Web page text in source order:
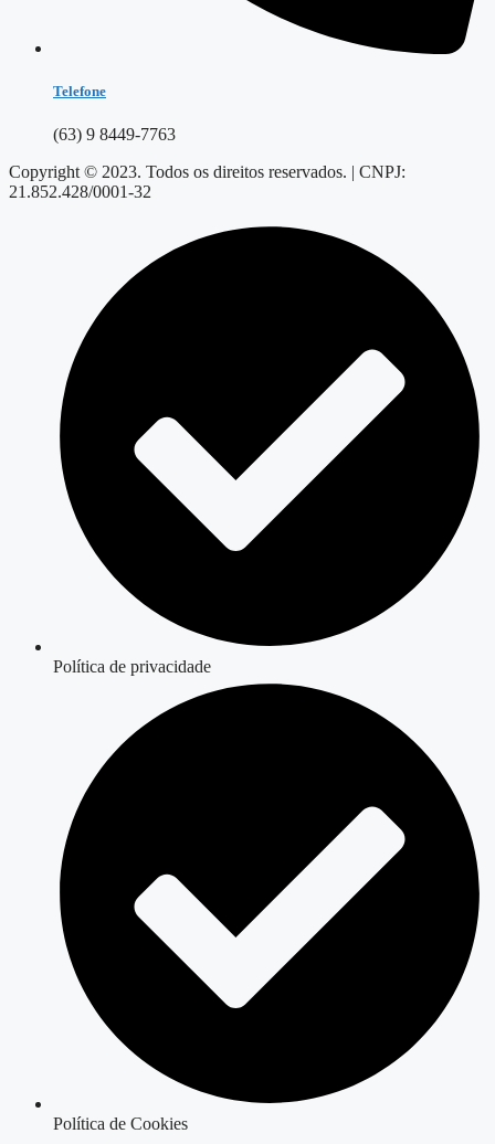
Telefone
(63) 9 8449-7763
Copyright © 2023. Todos os direitos reservados. | CNPJ:
21.852.428/0001-32
Política de privacidade
Política de Cookies